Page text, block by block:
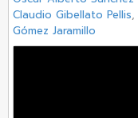
Claudio Gibellato Pellis,
Gómez Jaramillo